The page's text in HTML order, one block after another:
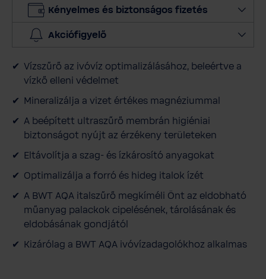
y
g
Kényelmes és biztonságos fizetés
Akciófigyelő
Vízszűrő az ivóvíz optimalizálásához, beleértve a
vízkő elleni védelmet
Mineralizálja a vizet értékes magnéziummal
A beépített ultraszűrő membrán higiéniai
biztonságot nyújt az érzékeny területeken
Eltávolítja a szag- és ízkárosító anyagokat
Optimalizálja a forró és hideg italok ízét
A BWT AQA italszűrő megkíméli Önt az eldobható
műanyag palackok cipelésének, tárolásának és
eldobásának gondjától
Kizárólag a BWT AQA ivóvízadagolókhoz alkalmas